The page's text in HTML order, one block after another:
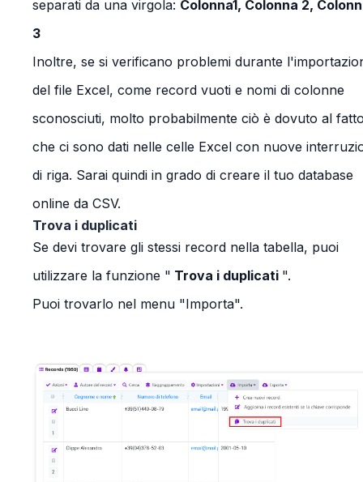
separati da una virgola: Colonna1, Colonna 2,
3
Inoltre, se si verificano problemi durante
del file Excel, come record vuoti e nomi di colonne
sconosciuti, molto probabilmente ciò è dovuto al
che ci sono dati nelle celle Excel con nuove
di riga. Sarai quindi in grado di creare il tuo database
online da CSV.
Trova i duplicati
Se devi trovare gli stessi record nella tabella, puoi
utilizzare la funzione " Trova i duplicati ".
Puoi trovarlo nel menu "Importa".